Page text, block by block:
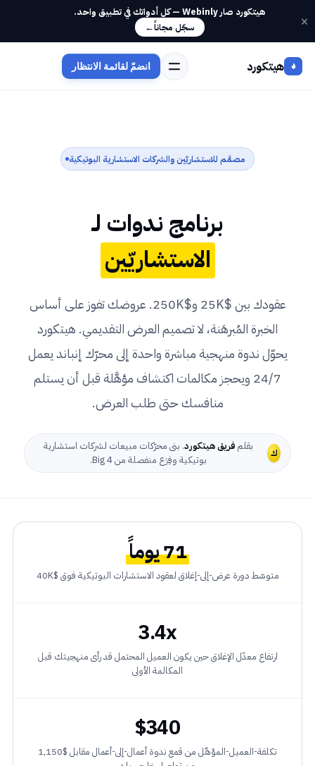
هيتكورد صار Webinly — كل أدواتك في تطبيق واحد.
سجّل مجاناً← ×
هيتكورد انضمّ لقائمة الانتظار
مصمَّم للاستشاريّين والشركات الاستشارية البوتيكية
برنامج ندوات لـ
الاستشاريّين
عقودك بين $25K و$250K. عروضك تفوز على أساس
الخبرة المُبرهَنة، لا تصميم العرض التقديمي. هيتكورد
يحوّل ندوة منهجية مباشرة واحدة إلى محرّك إنباند يعمل
24/7 ويحجز مكالمات اكتشاف مؤهَّلة قبل أن يستلم
منافسك حتى طلب العرض.
ك
بقلم فريق هيتكورد. بنى محرّكات مبيعات لشركات استشارية
بوتيكية وفِرَع منفصلة من Big 4.
71 يوماً
متوسّط دورة عرض-إلى-إغلاق لعقود الاستشارات البوتيكية فوق $40K
3.4x
ارتفاع معدّل الإغلاق حين يكون العميل المحتمل قد رأى منهجيتك قبل
المكالمة الأولى
$340
تكلفة-العميل-المؤهَّل من قمع ندوة أعمال-إلى-أعمال مقابل $1,150